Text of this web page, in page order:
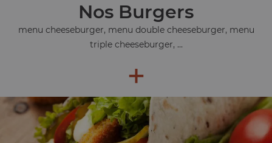
Nos Burgers
menu cheeseburger, menu double cheeseburger, menu
triple cheeseburger, ...
+